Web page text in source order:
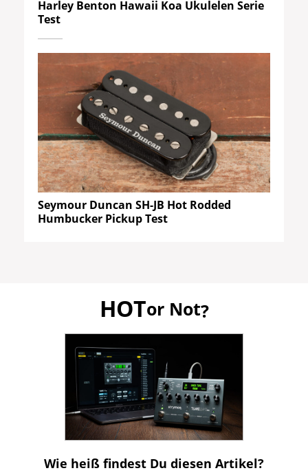
Harley Benton Hawaii Koa Ukulelen Serie
Test
Seymour Duncan SH-JB Hot Rodded
Humbucker Pickup Test
HOTor Not?
Wie heiß findest Du diesen Artikel?